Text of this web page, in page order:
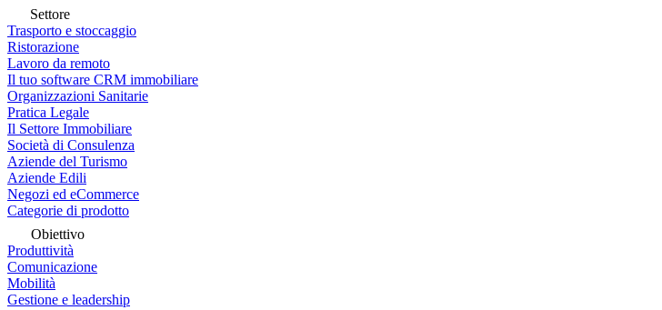
Settore
Trasporto e stoccaggio
Ristorazione
Lavoro da remoto
Il tuo software CRM immobiliare
Organizzazioni Sanitarie
Pratica Legale
Il Settore Immobiliare
Società di Consulenza
Aziende del Turismo
Aziende Edili
Negozi ed eCommerce
Categorie di prodotto
Obiettivo
Produttività
Comunicazione
Mobilità
Gestione e leadership